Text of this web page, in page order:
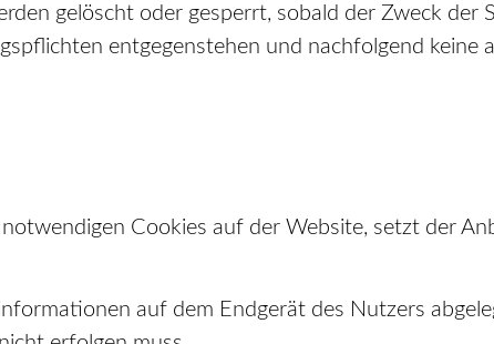
gelöscht oder gesperrt, sobald der Zweck der
entgegenstehen und nachfolgend keine
Cookies auf der Website, setzt der
auf dem Endgerät des Nutzers